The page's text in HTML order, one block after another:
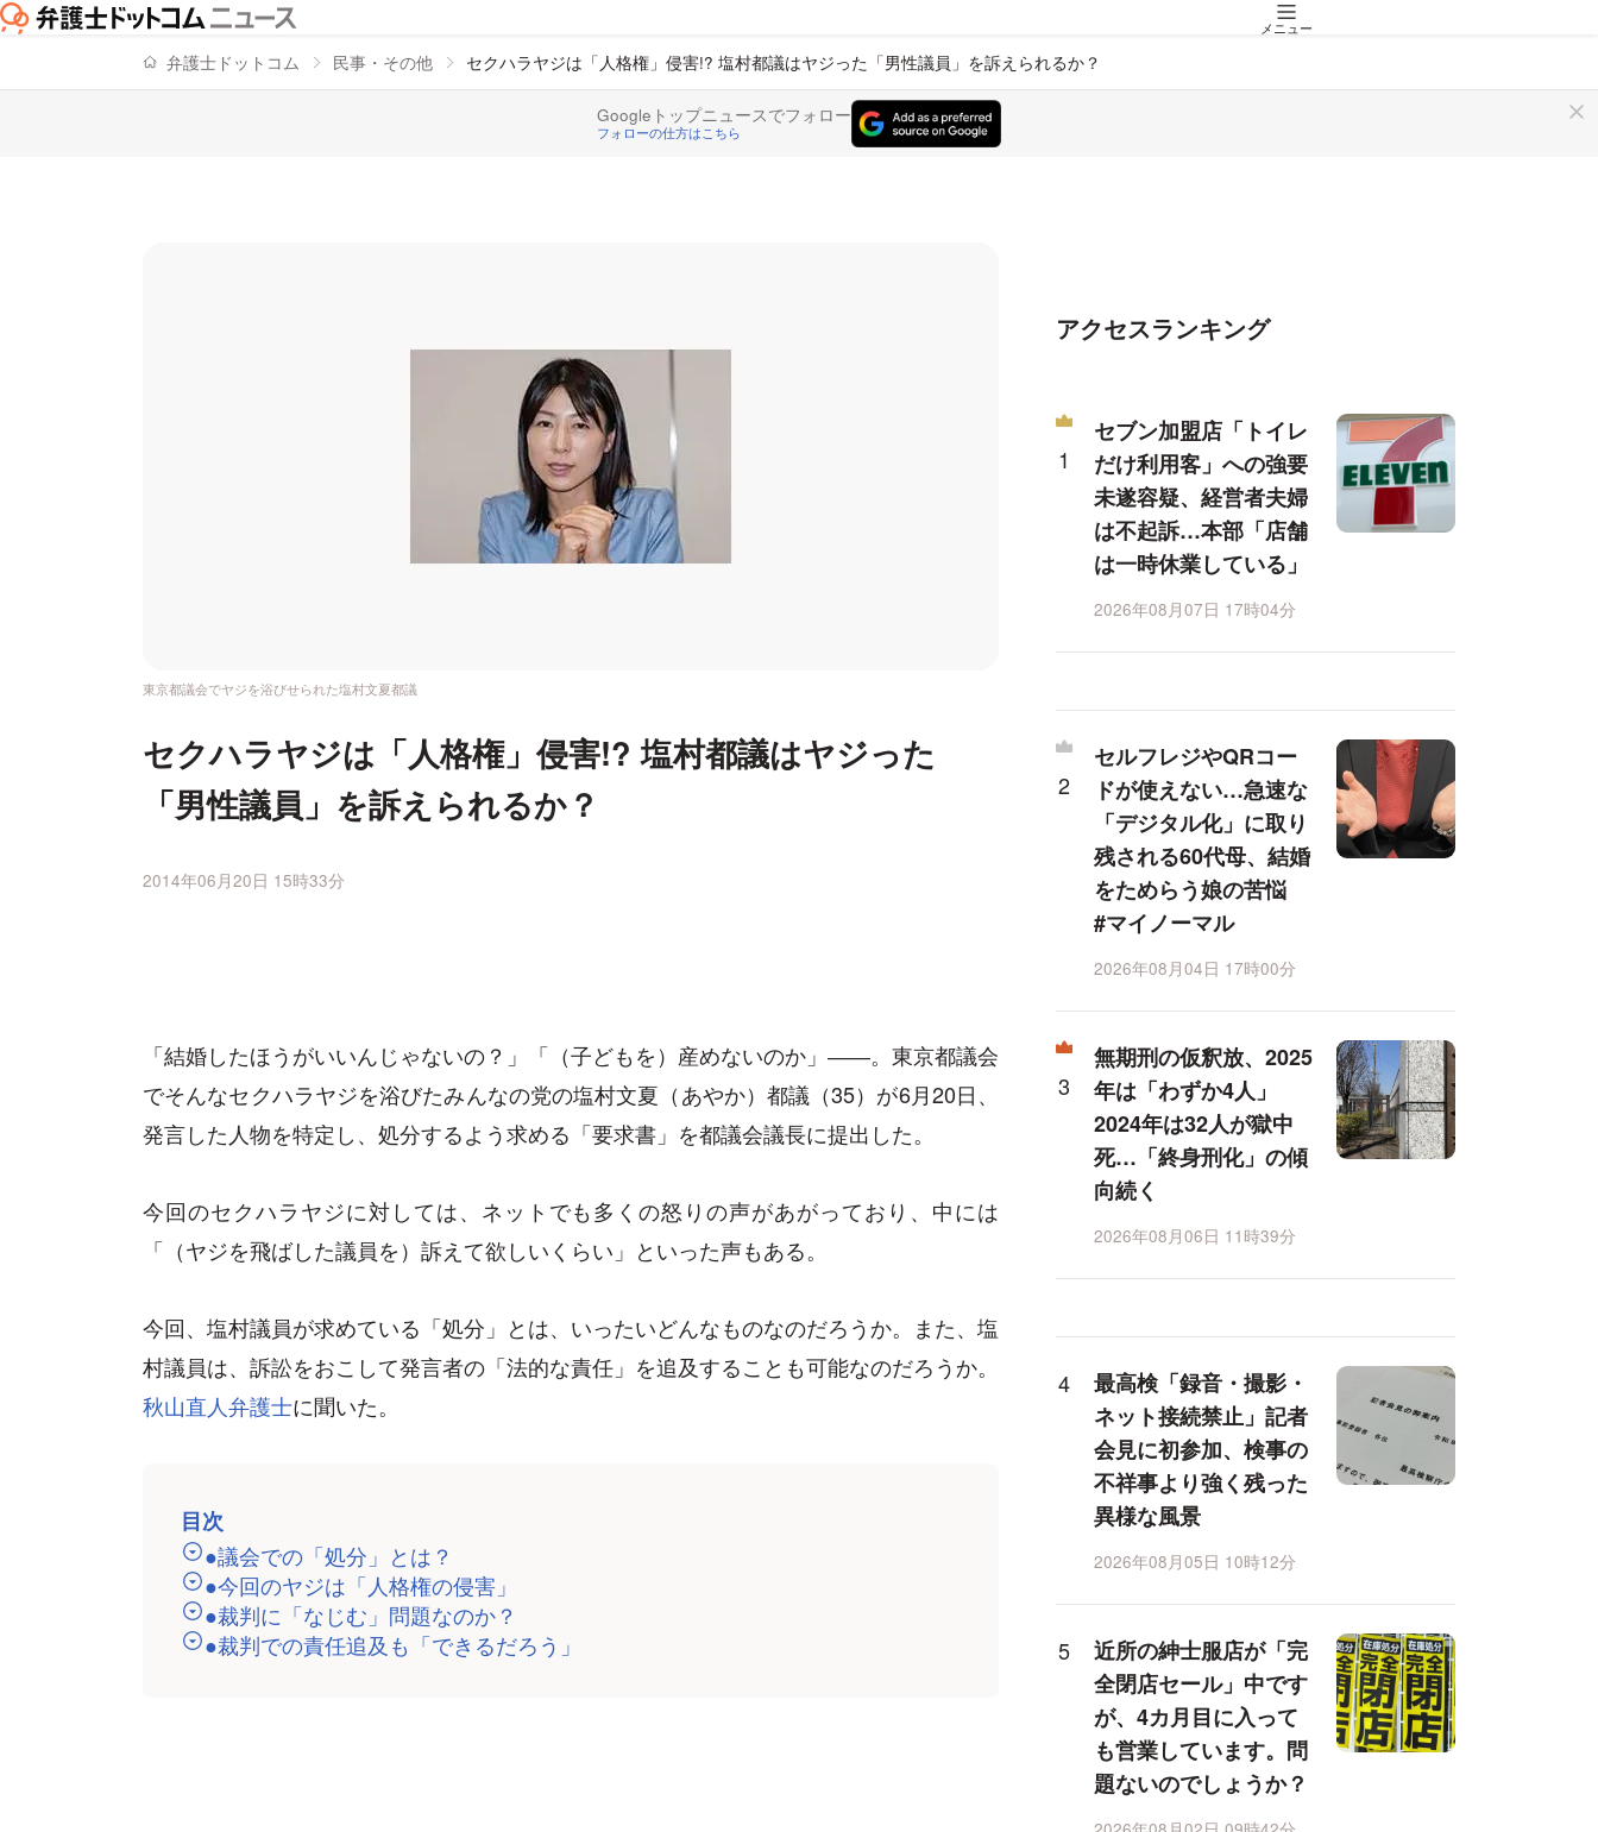
メニュー
弁護士ドットコム 民事・その他 セクハラヤジは「人格権」侵害!? 塩村都議はヤジった「男性議員」を訴えられるか？
Googleトップニュースでフォロー
フォローの仕方はこちら
東京都議会でヤジを浴びせられた塩村文夏都議
セクハラヤジは「人格権」侵害!? 塩村都議はヤジった
「男性議員」を訴えられるか？
2014年06月20日 15時33分
「結婚したほうがいいんじゃないの？」「（子どもを）産めないのか」――。東京都議会
でそんなセクハラヤジを浴びたみんなの党の塩村文夏（あやか）都議（35）が6月20日、
発言した人物を特定し、処分するよう求める「要求書」を都議会議長に提出した。
今回のセクハラヤジに対しては、ネットでも多くの怒りの声があがっており、中には
「（ヤジを飛ばした議員を）訴えて欲しいくらい」といった声もある。
今回、塩村議員が求めている「処分」とは、いったいどんなものなのだろうか。また、塩
村議員は、訴訟をおこして発言者の「法的な責任」を追及することも可能なのだろうか。
秋山直人弁護士に聞いた。
目次
●議会での「処分」とは？
●今回のヤジは「人格権の侵害」
●裁判に「なじむ」問題なのか？
●裁判での責任追及も「できるだろう」
アクセスランキング
セブン加盟店「トイレ
だけ利用客」への強要
未遂容疑、経営者夫婦
は不起訴…本部「店舗
は一時休業している」
2026年08月07日 17時04分
セルフレジやQRコー
ドが使えない…急速な
「デジタル化」に取り
残される60代母、結婚
をためらう娘の苦悩
#マイノーマル
2026年08月04日 17時00分
無期刑の仮釈放、2025
年は「わずか4人」
2024年は32人が獄中
死…「終身刑化」の傾
向続く
2026年08月06日 11時39分
最高検「録音・撮影・
ネット接続禁止」記者
会見に初参加、検事の
不祥事より強く残った
異様な風景
2026年08月05日 10時12分
近所の紳士服店が「完
全閉店セール」中です
が、4カ月目に入って
も営業しています。問
題ないのでしょうか？